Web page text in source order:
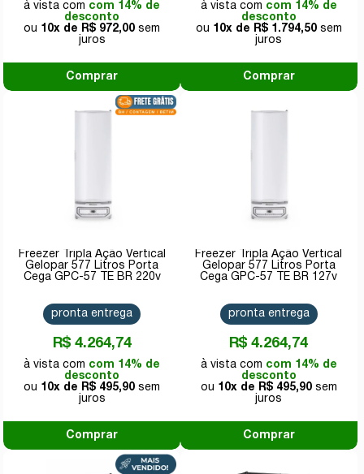
com 14% de
desconto
10x de
R$ 972,00
Comprar
com 14% de
desconto
10x de
R$ 1.794,50
Comprar
Freezer Tripla Ação Vertical
Gelopar 577 Litros Porta
Cega GPC-57 TE BR 220v
R$ 4.264,74
com 14% de
desconto
10x de
R$ 495,90
pronta entrega
Comprar
Freezer Tripla Ação Vertical
Gelopar 577 Litros Porta
Cega GPC-57 TE BR 127v
R$ 4.264,74
com 14% de
desconto
10x de
R$ 495,90
pronta entrega
Comprar